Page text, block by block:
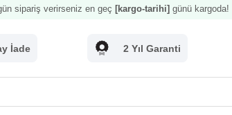
sipariş verirseniz en geç [kargo-tarihi] günü kargoda!
İade 2 Yıl Garanti